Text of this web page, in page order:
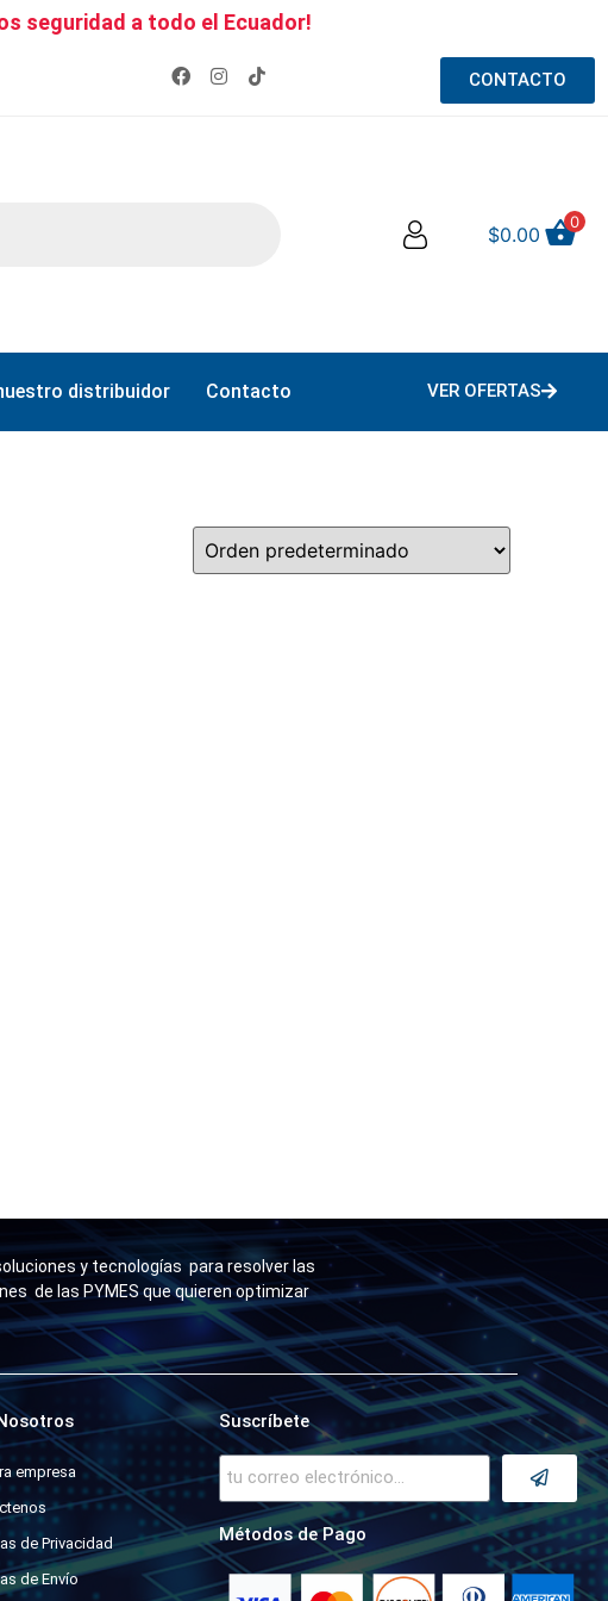
seguridad a todo el Ecuador!
CONTACTO
$0.00
0
distribuidor Contacto VER OFERTAS
y tecnologías para resolver las
de las PYMES que quieren optimizar
empresa
de Privacidad
de Envío
Suscríbete
Métodos de Pago